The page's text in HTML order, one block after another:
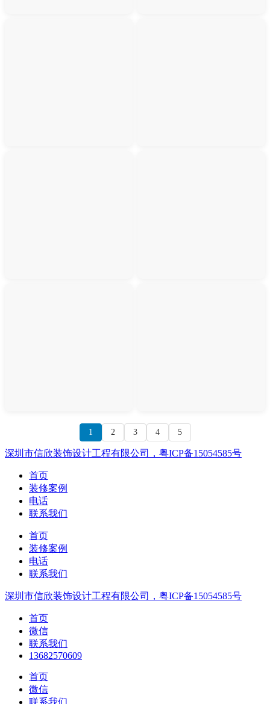
1 2 3 4 5
深圳市信欣装饰设计工程有限公司，粤ICP备15054585号
首页
装修案例
电话
联系我们
首页
装修案例
电话
联系我们
深圳市信欣装饰设计工程有限公司，粤ICP备15054585号
首页
微信
联系我们
13682570609
首页
微信
联系我们